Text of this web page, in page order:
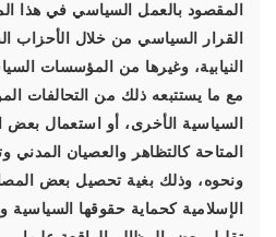
المقصود بالعمل السياسي في هذا
القرار السياسي من خلال الأحزاب
النيابية، وغيرها من المؤسسات
مع ما يستتبعه ذلك من التحالفات
السياسية الأخرى، أو استعمال بعض
المتاحة كالتظاهر والعصيان
ونحوه، وذلك بغية تحصيل بعض
الإسلامية كحماية حقوقها السياسية